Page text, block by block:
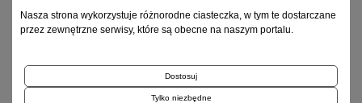
Archiwum 1992–2014
2000, tom 9, suplement 3
Nasza strona wykorzystuje różnorodne ciasteczka, w tym te dostarczane
przez zewnętrzne serwisy, które są obecne na naszym portalu.
Dostosuj
Tylko niezbędne